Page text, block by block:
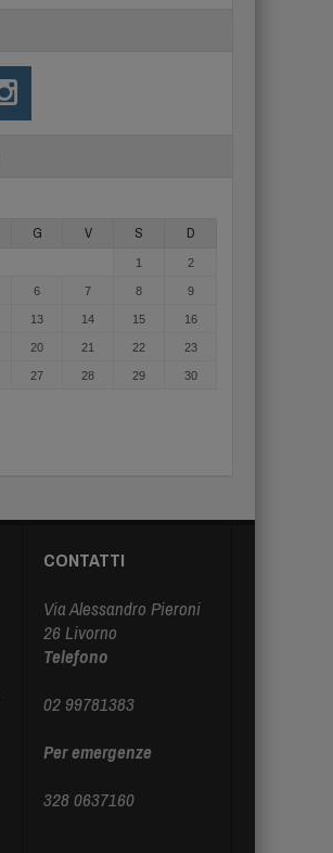
G V S D
1 2
6 7 8 9
13 14 15 16
20 21 22 23
27 28 29 30
CONTATTI
Via Alessandro Pieroni
26 Livorno
Telefono
02 99781383
Per emergenze
328 0637160